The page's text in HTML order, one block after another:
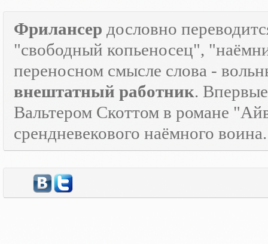
Фрилансер дословно
"свободный копьеносец",
переносном смысле слова -
внештатный работник.
Вальтером Скоттом в романе
срендневекового наёмного воина.